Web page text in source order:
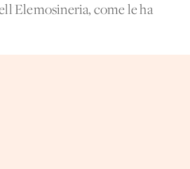
come le ha